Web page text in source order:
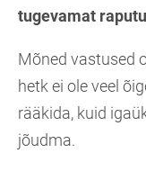
tugevamat
Mõned vastused
hetk ei ole veel
rääkida, kuid
jõudma.